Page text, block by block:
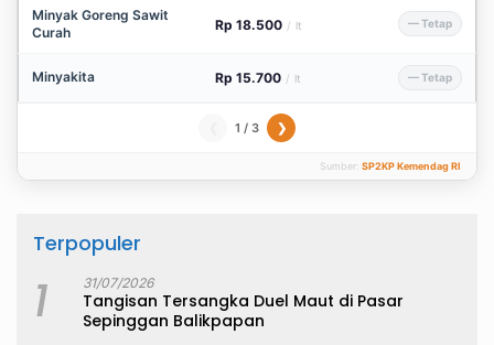
Minyak Goreng Sawit
Curah
Rp 18.500 / lt — Tetap
Minyakita Rp 15.700 / lt — Tetap
1 / 3 ❯
Sumber: SP2KP Kemendag RI
Terpopuler
1 31/07/2026
Tangisan Tersangka Duel Maut di Pasar
Sepinggan Balikpapan